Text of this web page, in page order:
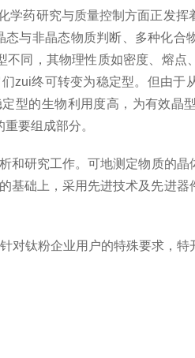
药研究与质量控制方面正发挥
与非晶态物质判断、多种化合
同，其物理性质如密度、熔点
终可转变为稳定型。但由于
型的生物利用度高，为有效晶
要组成部分。
研究工作。可地测定物质的晶
础上，采用先进技术及先进器
钛粉企业用户的特殊要求，特